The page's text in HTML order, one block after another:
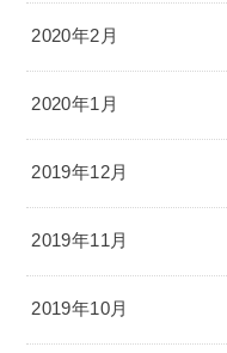
2020年2月
2020年1月
2019年12月
2019年11月
2019年10月